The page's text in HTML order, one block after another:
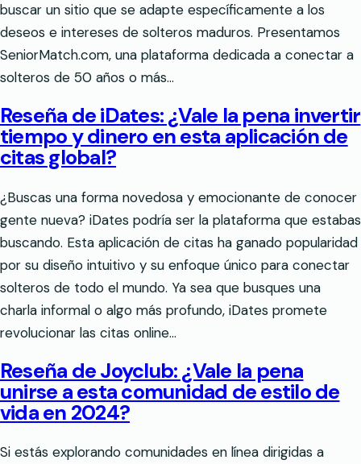
buscar un sitio que se adapte específicamente a los
deseos e intereses de solteros maduros. Presentamos
SeniorMatch.com, una plataforma dedicada a conectar a
solteros de 50 años o más…
Reseña de iDates: ¿Vale la pena invertir
tiempo y dinero en esta aplicación de
citas global?
¿Buscas una forma novedosa y emocionante de conocer
gente nueva? iDates podría ser la plataforma que estabas
buscando. Esta aplicación de citas ha ganado popularidad
por su diseño intuitivo y su enfoque único para conectar
solteros de todo el mundo. Ya sea que busques una
charla informal o algo más profundo, iDates promete
revolucionar las citas online…
Reseña de Joyclub: ¿Vale la pena
unirse a esta comunidad de estilo de
vida en 2024?
Si estás explorando comunidades en línea dirigidas a